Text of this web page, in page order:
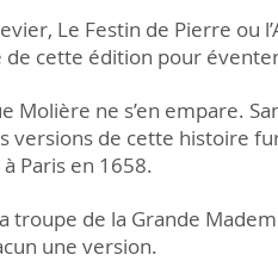
Le Festin de Pierre ou
cette édition pour
Molière ne s’en empare.
de cette histoire
Paris en 1658.
troupe de la Grande
une version.